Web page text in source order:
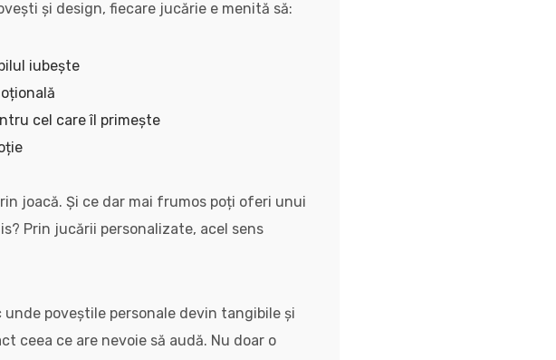
și design, fiecare jucărie e menită să:
iubește
cel care îl primește
joacă. Și ce dar mai frumos poți oferi unui
Prin jucării personalizate, acel sens
poveștile personale devin tangibile și
ceea ce are nevoie să audă. Nu doar o